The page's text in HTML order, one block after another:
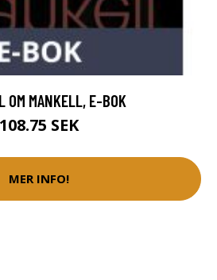
OM MANKELL, E-BOK
108.75 SEK
MER INFO!